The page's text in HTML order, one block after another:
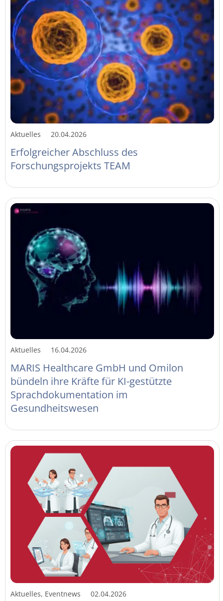
Aktuelles 20.04.2026
Erfolgreicher Abschluss des
Forschungsprojekts TEAM
Aktuelles 16.04.2026
MARIS Healthcare GmbH und Omilon
bündeln ihre Kräfte für KI-gestützte
Sprachdokumentation im
Gesundheitswesen
Aktuelles, Eventnews 02.04.2026